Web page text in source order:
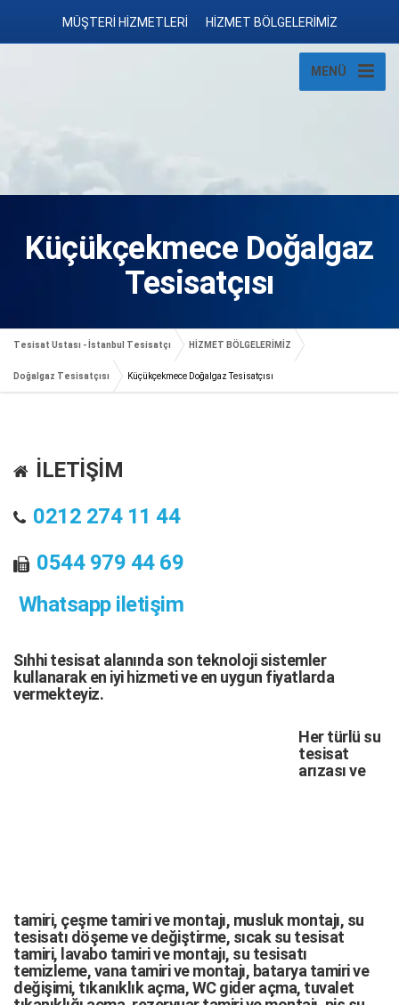
MÜŞTERİ HİZMETLERİ HİZMET BÖLGELERİMİZ
MENÜ
Küçükçekmece Doğalgaz
Tesisatçısı
Tesisat Ustası - İstanbul Tesisatçı HİZMET BÖLGELERİMİZ
Doğalgaz Tesisatçısı Küçükçekmece Doğalgaz Tesisatçısı
İLETİŞİM
0212 274 11 44
0544 979 44 69
Whatsapp iletişim
Sıhhi tesisat alanında son teknoloji sistemler
kullanarak en iyi hizmeti ve en uygun fiyatlarda
vermekteyiz.
Her türlü su
tesisat
arızasıve
tamiri, çeşme tamirivemontajı, musluk montajı, su
tesisatı döşemeve değiştirme, sıcak su tesisat
tamiri, lavabo tamirivemontajı, su tesisatı
temizleme,vana tamirivemontajı, batarya tamirive
değişimi, tıkanıklık açma,WC gider açma, tuvalet